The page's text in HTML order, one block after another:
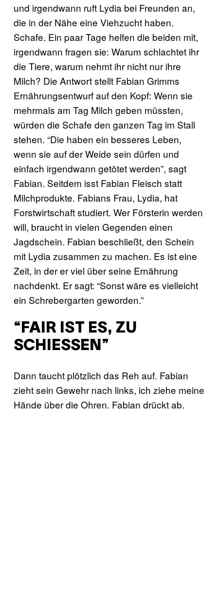
und irgendwann ruft Lydia bei Freunden an,
die in der Nähe eine Viehzucht haben.
Schafe. Ein paar Tage helfen die beiden mit,
irgendwann fragen sie: Warum schlachtet ihr
die Tiere, warum nehmt ihr nicht nur ihre
Milch? Die Antwort stellt Fabian Grimms
Ernährungsentwurf auf den Kopf: Wenn sie
mehrmals am Tag Milch geben müssten,
würden die Schafe den ganzen Tag im Stall
stehen. “Die haben ein besseres Leben,
wenn sie auf der Weide sein dürfen und
einfach irgendwann getötet werden”, sagt
Fabian. Seitdem isst Fabian Fleisch statt
Milchprodukte. Fabians Frau, Lydia, hat
Forstwirtschaft studiert. Wer Försterin werden
will, braucht in vielen Gegenden einen
Jagdschein. Fabian beschließt, den Schein
mit Lydia zusammen zu machen. Es ist eine
Zeit, in der er viel über seine Ernährung
nachdenkt. Er sagt: “Sonst wäre es vielleicht
ein Schrebergarten geworden.”
“FAIR IST ES, ZU
SCHIESSEN”
Dann taucht plötzlich das Reh auf. Fabian
zieht sein Gewehr nach links, ich ziehe meine
Hände über die Ohren. Fabian drückt ab.